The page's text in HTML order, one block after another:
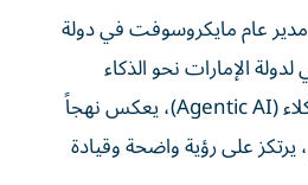
عام مايكروسوفت في دولة
الإمارات نحو الذكاء
الاصطناعي القائم على الوكلاء (Agentic AI)، يعكس نهجاً
على رؤية واضحة وقيادة